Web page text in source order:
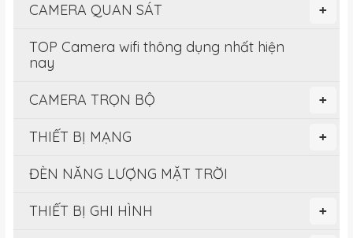
+
CAMERA QUAN SÁT
TOP Camera wifi thông dụng nhất hiện
nay
+
CAMERA TRỌN BỘ
+
THIẾT BỊ MẠNG
ĐÈN NĂNG LƯỢNG MẶT TRỜI
+
THIẾT BỊ GHI HÌNH